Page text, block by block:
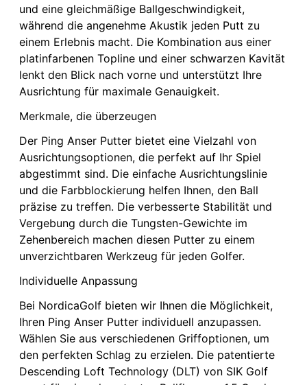
und eine gleichmäßige Ballgeschwindigkeit,
während die angenehme Akustik jeden Putt zu
einem Erlebnis macht. Die Kombination aus einer
platinfarbenen Topline und einer schwarzen Kavität
lenkt den Blick nach vorne und unterstützt Ihre
Ausrichtung für maximale Genauigkeit.
Merkmale, die überzeugen
Der Ping Anser Putter bietet eine Vielzahl von
Ausrichtungsoptionen, die perfekt auf Ihr Spiel
abgestimmt sind. Die einfache Ausrichtungslinie
und die Farbblockierung helfen Ihnen, den Ball
präzise zu treffen. Die verbesserte Stabilität und
Vergebung durch die Tungsten-Gewichte im
Zehenbereich machen diesen Putter zu einem
unverzichtbaren Werkzeug für jeden Golfer.
Individuelle Anpassung
Bei NordicaGolf bieten wir Ihnen die Möglichkeit,
Ihren Ping Anser Putter individuell anzupassen.
Wählen Sie aus verschiedenen Griffoptionen, um
den perfekten Schlag zu erzielen. Die patentierte
Descending Loft Technology (DLT) von SIK Golf